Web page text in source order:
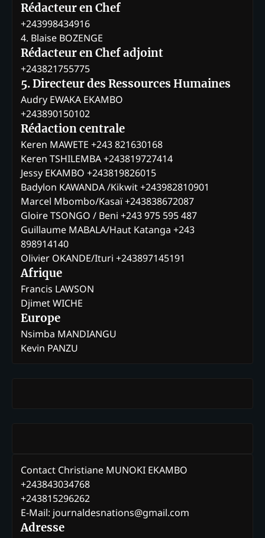
Rédacteur en Chef
+243998434916
4. Blaise BOZENGE
Rédacteur en Chef adjoint
+243821755775
5. Directeur des Ressources Humaines
Audry EWAKA EKAMBO
+243890150102
Rédaction centrale
Keren MAWETE +243 821630168
Keren TSHILEMBA +243819727414
Jessy EKAMBO +243819826015
Badylon KAWANDA /Kikwit +243982810901
Marcel Mbombo/Kasaï +243838672087
Gloire TSONGO / Beni +243 975 595 487
Guillaume MABALA/Haut Katanga +243
898914140
Olivier OKANDE/Ituri +243897145191
Afrique
Francis LAWSON
Djimet WICHE
Europe
Nsimba MANDIANGU
Kevin PANZU
Contact Christiane MUNOKI EKAMBO
+243843034768
+243815296262
E-Mail: journaldesnations@gmail.com
Adresse